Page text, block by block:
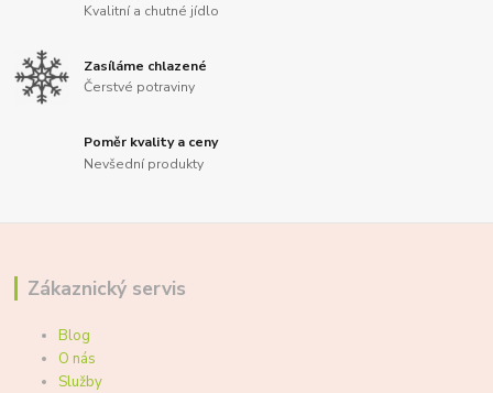
Kvalitní a chutné jídlo
Zasíláme chlazené
Čerstvé potraviny
Poměr kvality a ceny
Nevšední produkty
Zákaznický servis
Blog
O nás
Služby